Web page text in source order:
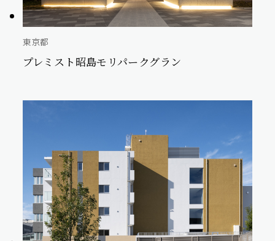
東京都
プレミスト昭島モリパークグラン